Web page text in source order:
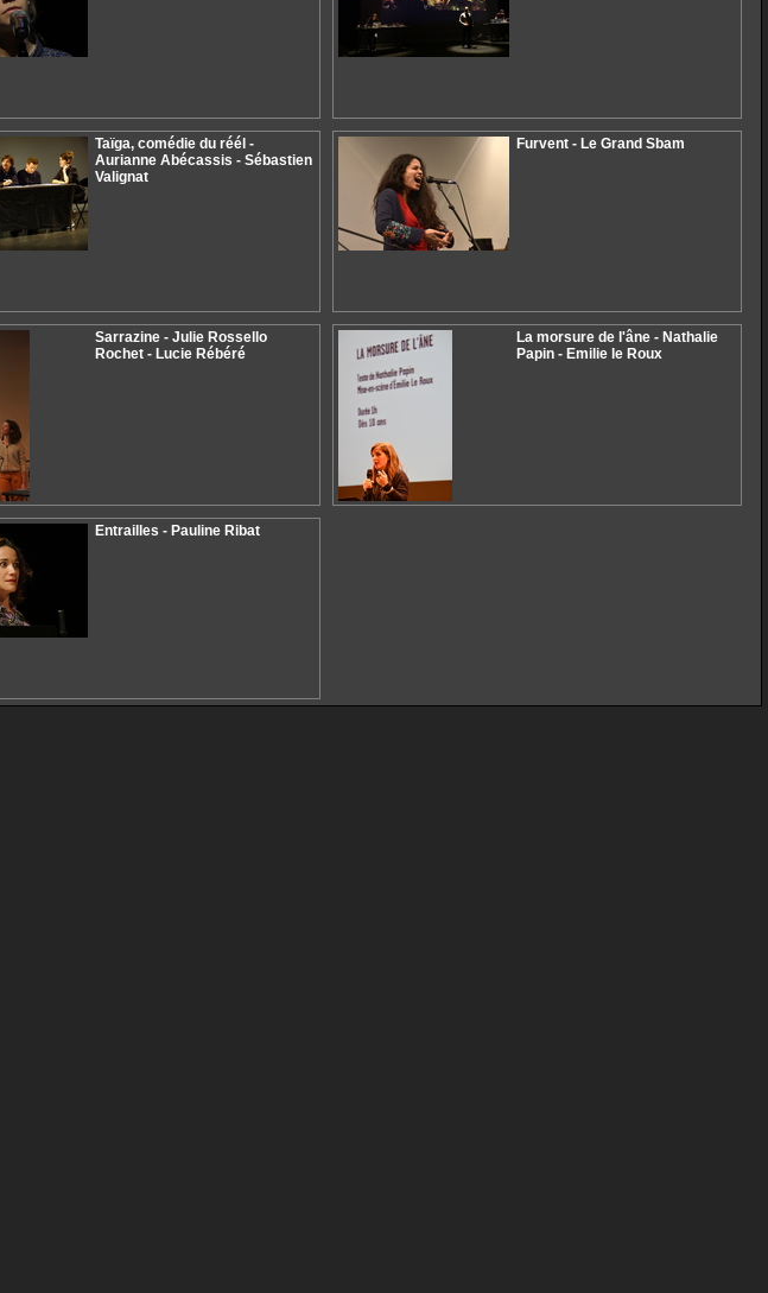
Taïga, comédie du réél -
Aurianne Abécassis - Sébastien
Valignat
Furvent - Le Grand Sbam
Sarrazine - Julie Rossello
Rochet - Lucie Rébéré
La morsure de l'âne - Nathalie
Papin - Emilie le Roux
Entrailles - Pauline Ribat